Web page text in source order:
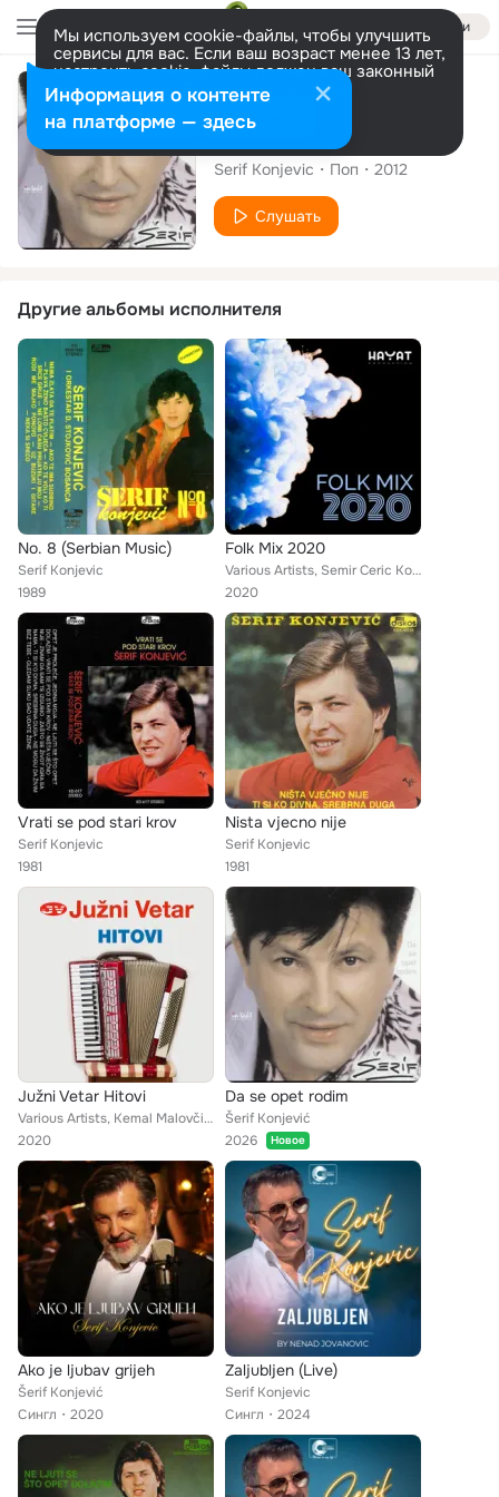
Войти
Мы используем cookie-файлы, чтобы улучшить
сервисы для вас. Если ваш возраст менее 13 лет,
настроить cookie-файлы должен ваш законный
представитель. Больше информации
Разрешить все Настроить
Альбом
Da Se Opet Rodim
Serif Konjevic Поп 2012
Слушать
Другие альбомы исполнителя
No. 8 (Serbian Music)
Serif Konjevic
1989
Folk Mix 2020
Various Artists, Semir Ceric Koke, Serif Konjevic, Kemal Hasic, Elvira Rahic, Haris Dzinovic, Halid Beslic, Ruza Efendic, Adnan ...
2020
Vrati se pod stari krov
Serif Konjevic
1981
Nista vjecno nije
Serif Konjevic
1981
Južni Vetar Hitovi
Various Artists, Kemal Malovčić, Dragana Mirković, Jašar Ahmedovski, Ipče Ahmedovski, Acko Nezirović, Šerif Konjević, Sinan Saki...
2020
Da se opet rodim
Šerif Konjević
2026
Новое
Ako je ljubav grijeh
Šerif Konjević
Сингл
2020
Zaljubljen (Live)
Serif Konjevic
Сингл
2024
Информация о контенте
на платформе — здесь